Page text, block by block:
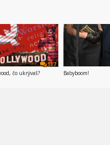
137
čo ukrývaš?
Babyboom!